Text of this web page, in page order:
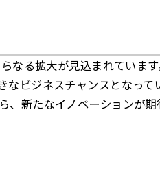
なる拡大が見込まれていま
ビジネスチャンスとなって
、新たなイノベーションが